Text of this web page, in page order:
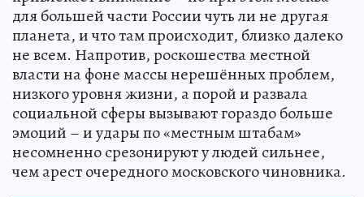
для большей части России чуть ли не другая
планета, и что там происходит, близко далеко
не всем. Напротив, роскошества местной
власти на фоне массы нерешённых проблем,
низкого уровня жизни, а порой и развала
социальной сферы вызывают гораздо больше
эмоций – и удары по «местным штабам»
несомненно срезонируют у людей сильнее,
чем арест очередного московского чиновника.